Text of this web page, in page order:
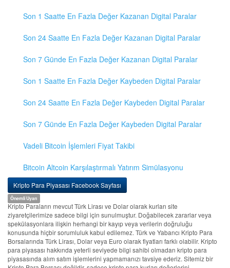
Son 1 Saatte En Fazla Değer Kazanan Digital Paralar
Son 24 Saatte En Fazla Değer Kazanan Digital Paralar
Son 7 Günde En Fazla Değer Kazanan Digital Paralar
Son 1 Saatte En Fazla Değer Kaybeden Digital Paralar
Son 24 Saatte En Fazla Değer Kaybeden Digital Paralar
Son 7 Günde En Fazla Değer Kaybeden Digital Paralar
Vadeli Bitcoin İşlemleri Fiyat Takibi
Bitcoin Altcoin Karşılaştırmalı Yatırım Simülasyonu
Kripto Para Piyasası Facebook Sayfası
Önemli Uyarı
Kripto Paraların mevcut Türk Lirası ve Dolar olarak kurları site
ziyaretçilerimize sadece bilgi için sunulmuştur. Doğabilecek zararlar veya
spekülasyonlara ilişkin herhangi bir kayıp veya verilerin doğruluğu
konusunda hiçbir sorumluluk kabul edilemez. Türk ve Yabancı Kripto Para
Borsalarında Türk Lirası, Dolar veya Euro olarak fiyatları farklı olabilir. Kripto
para piyasası hakkında yeterli seviyede bilgi sahibi olmadan kripto para
piyasasında alım satım işlemlerini yapmamanızı tavsiye ederiz. Sitemiz bir